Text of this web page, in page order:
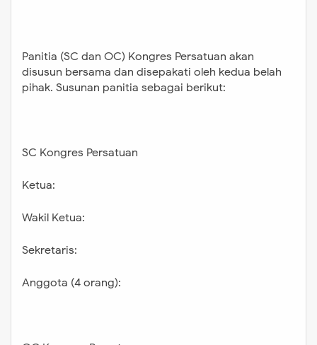
Panitia (SC dan OC) Kongres Persatuan akan
disusun bersama dan disepakati oleh kedua belah
pihak. Susunan panitia sebagai berikut:
SC Kongres Persatuan
Ketua:
Wakil Ketua:
Sekretaris:
Anggota (4 orang):